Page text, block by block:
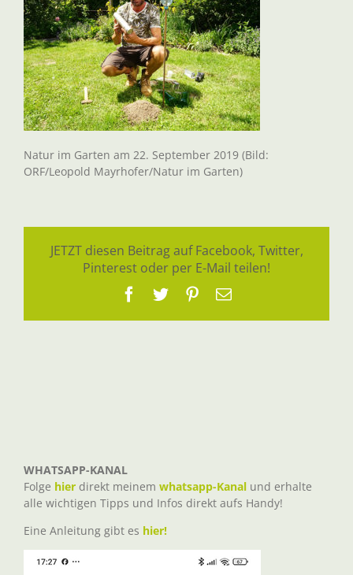
Natur im Garten am 22. September 2019 (Bild:
ORF/Leopold Mayrhofer/Natur im Garten)
JETZT diesen Beitrag auf Facebook, Twitter,
Pinterest oder per E-Mail teilen!
Facebook
TwitterPinterest
E-
WHATSAPP-KANAL
Folge hier direkt meinem whatsapp-Kanal und erhalte
alle wichtigen Tipps und Infos direkt aufs Handy!
Eine Anleitung gibt es hier!